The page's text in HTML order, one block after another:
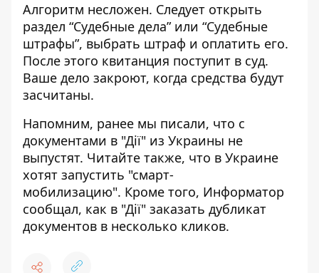
Алгоритм несложен. Следует открыть
раздел “Судебные дела” или “Судебные
штрафы”, выбрать штраф и оплатить его.
После этого квитанция поступит в суд.
Ваше дело закроют, когда средства будут
засчитаны.
Напомним, ранее мы писали, что с
документами в "Дії" из Украины не
выпустят. Читайте также, что в Украине
хотят запустить "смарт-
мобилизацию". Кроме того, Информатор
сообщал, как в "Дії" заказать дубликат
документов в несколько кликов.